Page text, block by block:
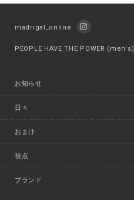
madrigal_online
PEOPLE HAVE THE POWER (men's)
お知らせ
日々
おまけ
視点
ブランド